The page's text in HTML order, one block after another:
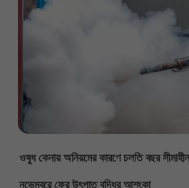
ওষুধ কেনায় অনিয়মের কারণে চলতি বছর
নভেম্বরে ফের উৎপাত বৃদ্ধির আশংকা